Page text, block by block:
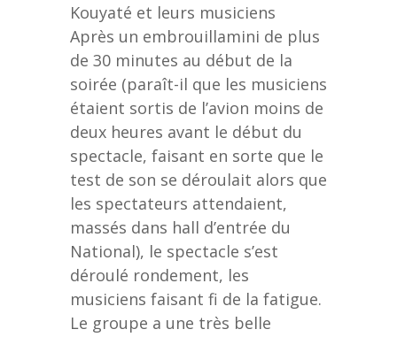
Kouyaté et leurs musiciens
Après un embrouillamini de plus
de 30 minutes au début de la
soirée (paraît-il que les musiciens
étaient sortis de l’avion moins de
deux heures avant le début du
spectacle, faisant en sorte que le
test de son se déroulait alors que
les spectateurs attendaient,
massés dans hall d’entrée du
National), le spectacle s’est
déroulé rondement, les
musiciens faisant fi de la fatigue.
Le groupe a une très belle